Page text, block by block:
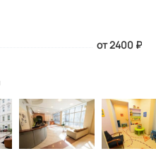
от 2400 ₽